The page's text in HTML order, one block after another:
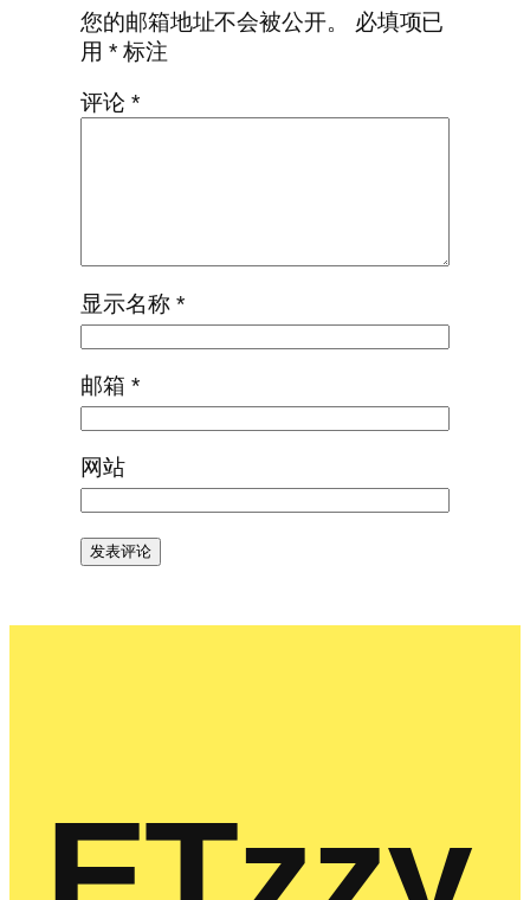
您的邮箱地址不会被公开。
必填项已
用 *标注
评论 *
显示名称 *
邮箱 *
网站